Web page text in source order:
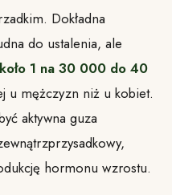
Dokładna
do ustalenia, ale
1 na 30 000 do 40
u mężczyzn niż u kobiet.
aktywna guza
hormonu wzrostu.